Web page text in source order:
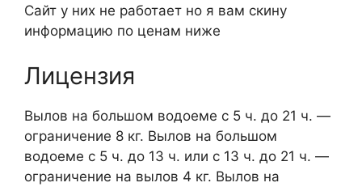
Сайт у них не работает но я вам скину
информацию по ценам ниже
Лицензия
Вылов на большом водоеме с 5 ч. до 21 ч. —
ограничение 8 кг. Вылов на большом
водоеме с 5 ч. до 13 ч. или с 13 ч. до 21 ч. —
ограничение на вылов 4 кг. Вылов на